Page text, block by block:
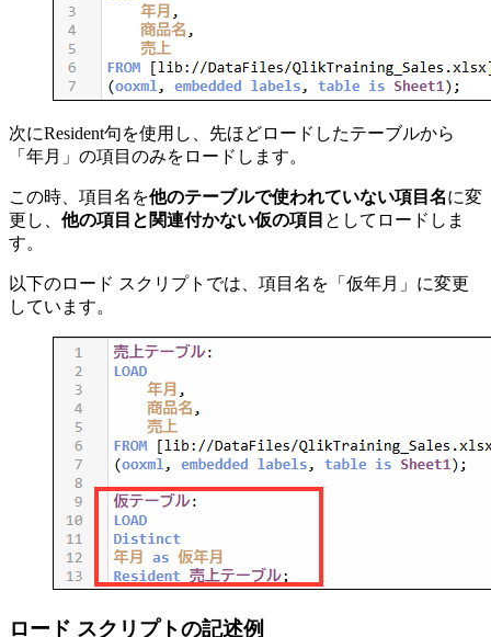
次にResident句を使用し、先ほどロードしたテーブルから
「年月」の項目のみをロードします。
この時、項目名を他のテーブルで使われていない項目名に変
更し、 他の項目と関連付かない仮の項目 としてロードしま
す。
以下のロード スクリプトでは、項目名を「仮年月」に変更
しています。
ロード スクリプトの記述例